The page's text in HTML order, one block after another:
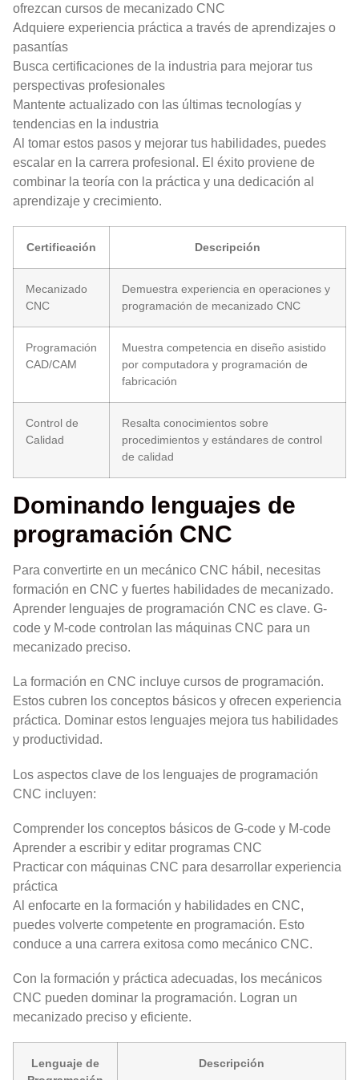
ofrezcan cursos de mecanizado CNC
Adquiere experiencia práctica a través de aprendizajes o
pasantías
Busca certificaciones de la industria para mejorar tus
perspectivas profesionales
Mantente actualizado con las últimas tecnologías y
tendencias en la industria
Al tomar estos pasos y mejorar tus habilidades, puedes
escalar en la carrera profesional. El éxito proviene de
combinar la teoría con la práctica y una dedicación al
aprendizaje y crecimiento.
Certificación Descripción
Mecanizado
CNC
Demuestra experiencia en operaciones y
programación de mecanizado CNC
Programación
CAD/CAM
Muestra competencia en diseño asistido
por computadora y programación de
fabricación
Control de
Calidad
Resalta conocimientos sobre
procedimientos y estándares de control
de calidad
Dominando lenguajes de
programación CNC
Para convertirte en un mecánico CNC hábil, necesitas
formación en CNC y fuertes habilidades de mecanizado.
Aprender lenguajes de programación CNC es clave. G-
code y M-code controlan las máquinas CNC para un
mecanizado preciso.
La formación en CNC incluye cursos de programación.
Estos cubren los conceptos básicos y ofrecen experiencia
práctica. Dominar estos lenguajes mejora tus habilidades
y productividad.
Los aspectos clave de los lenguajes de programación
CNC incluyen:
Comprender los conceptos básicos de G-code y M-code
Aprender a escribir y editar programas CNC
Practicar con máquinas CNC para desarrollar experiencia
práctica
Al enfocarte en la formación y habilidades en CNC,
puedes volverte competente en programación. Esto
conduce a una carrera exitosa como mecánico CNC.
Con la formación y práctica adecuadas, los mecánicos
CNC pueden dominar la programación. Logran un
mecanizado preciso y eficiente.
Lenguaje de
Descripción